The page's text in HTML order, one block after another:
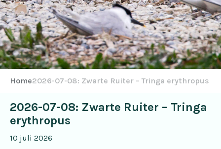
Home2026-07-08: Zwarte Ruiter – Tringa erythropus
2026-07-08: Zwarte Ruiter – Tringa
erythropus
10 juli 2026